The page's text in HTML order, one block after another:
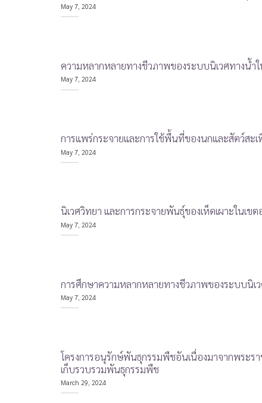
May 7, 2024
ความหลากหลายทางชีวภาพของระบบนิเวศทางน้
May 7, 2024
การแพร่กระจายและการใช้พื้นที่ของนกและสัตว์ส
May 7, 2024
นิเวศวิทยา และการกระจายพันธุ์ของเห็ดเผาะในเ
May 7, 2024
การศึกษาความหลากหลายทางชีวภาพของระบบนิ
May 7, 2024
โครงการอนุรักษ์พันธุกรรมพืชอันเนื่องมาจากพระ
เก็บรวบรวมพันธุกรรมพืช
March 29, 2024